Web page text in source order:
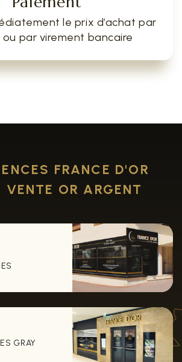
le prix d’achat par
par virement bancaire
FRANCE D'OR
VENTE OR ARGENT
GRAY